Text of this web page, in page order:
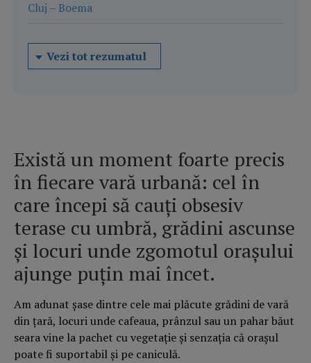
Cluj – Boema
Vezi tot rezumatul
Există un moment foarte precis
în fiecare vară urbană: cel în
care începi să cauți obsesiv
terase cu umbră, grădini ascunse
și locuri unde zgomotul orașului
ajunge puțin mai încet.
Am adunat șase dintre cele mai plăcute grădini de vară
din țară, locuri unde cafeaua, prânzul sau un pahar băut
seara vine la pachet cu vegetație și senzația că orașul
poate fi suportabil și pe caniculă.